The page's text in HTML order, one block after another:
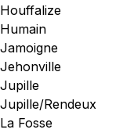
Houffalize
Humain
Jamoigne
Jehonville
Jupille
Jupille/Rendeux
La Fosse